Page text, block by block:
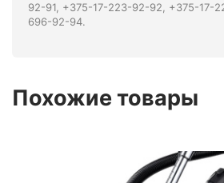
92-91, +375-17-223-92-92, +375-17-
696-92-94.
Похожие товары